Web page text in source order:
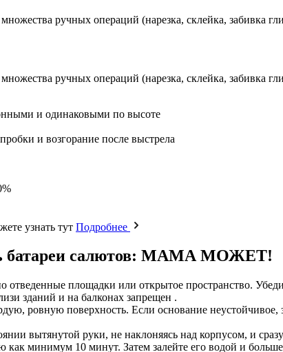
ручных операций (нарезка, склейка, забивка
ручных операций (нарезка, склейка, забивка
и одинаковыми по высоте
и возгорание после выстрела
узнать тут Подробнее
батареи салютов: МАМА МОЖЕТ!
отведенные площадки или открытое пространство.
зданий и на балконах запрещен .
ровную поверхность. Если основание
вытянутой руки, не наклоняясь над корпусом, и
как минимум 10 минут. Затем залейте его водой и